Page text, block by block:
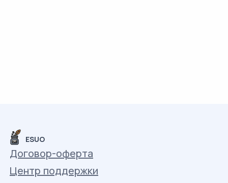
ESUO
Договор-оферта
Центр поддержки